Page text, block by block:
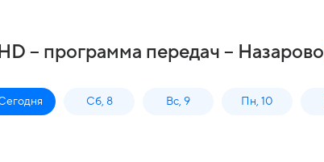
– программа передач – Назарово
Сб, 8 Вс, 9 Пн, 10